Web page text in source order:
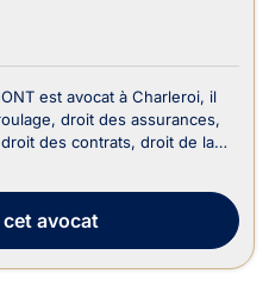
est avocat à Charleroi, il
droit des assurances,
des contrats, droit de la
avocat